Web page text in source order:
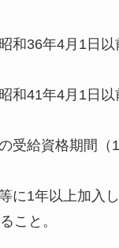
和36年4月1日以
和41年4月1日以
受給資格期間（
に1年以上加入し
こと。